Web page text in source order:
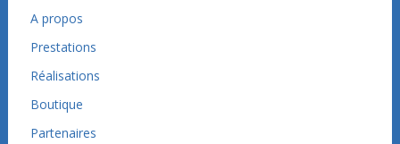
A propos
Prestations
Réalisations
Boutique
Partenaires